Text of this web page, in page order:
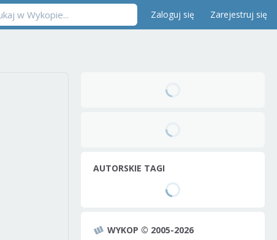
Zaloguj się Zarejestruj się
AUTORSKIE TAGI
WYKOP © 2005-2026